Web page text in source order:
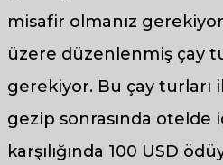
misafir olmanız
üzere düzenlenmiş çay
gerekiyor. Bu çay turları
gezip sonrasında otelde
karşılığında 100 USD